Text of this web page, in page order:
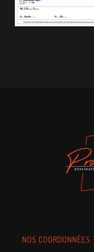
NOS COORDONNÉES :